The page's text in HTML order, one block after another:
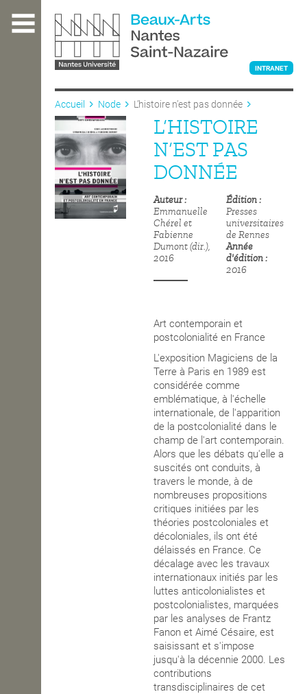
contenu
L'ÉCOLE
ENSEIGNEMENT
INTRANET
Accueil Node L’histoire n’est pas donnée
L’HISTOIRE
N’EST PAS
DONNÉE
Auteur
Emmanuelle
Chérel et
Fabienne
Dumont (dir.),
2016
Édition
Presses
universitaires
de Rennes
Année
d'édition
2016
Art contemporain et
postcolonialité en France
L'exposition Magiciens de la
Terre à Paris en 1989 est
considérée comme
emblématique, à l'échelle
internationale, de l'apparition
de la postcolonialité dans le
champ de l'art contemporain.
Alors que les débats qu'elle a
suscités ont conduits, à
travers le monde, à de
nombreuses propositions
critiques initiées par les
théories postcoloniales et
décoloniales, ils ont été
délaissés en France. Ce
décalage avec les travaux
internationaux initiés par les
luttes anticolonialistes et
postcolonialistes, marquées
par les analyses de Frantz
Fanon et Aimé Césaire, est
saisissant et s'impose
jusqu'à la décennie 2000. Les
contributions
transdisciplinaires de cet